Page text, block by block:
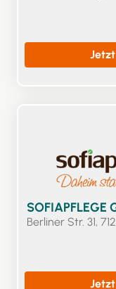
SOFIAPFLEGE
Berliner Str. 31,